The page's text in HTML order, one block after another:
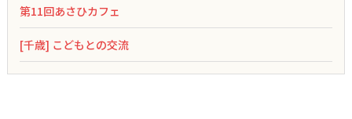
第11回あさひカフェ
[千歳] こどもとの交流